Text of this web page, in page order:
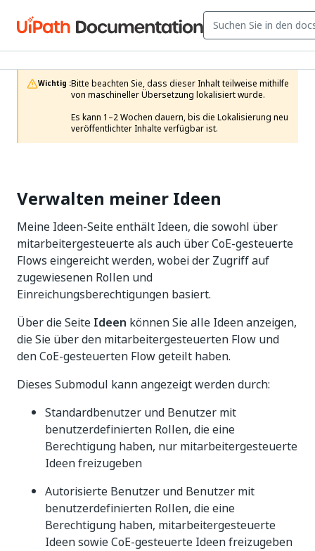
Wichtig :Bitte beachten Sie, dass dieser Inhalt teilweise mithilfe
von maschineller Übersetzung lokalisiert wurde.
Es kann 1–2 Wochen dauern, bis die Lokalisierung neu
veröffentlichter Inhalte verfügbar ist.
Verwalten meiner Ideen
Meine Ideen-Seite enthält Ideen, die sowohl über
mitarbeitergesteuerte als auch über CoE-gesteuerte
Flows eingereicht werden, wobei der Zugriff auf
zugewiesenen Rollen und
Einreichungsberechtigungen basiert.
Über die Seite Ideen können Sie alle Ideen anzeigen,
die Sie über den mitarbeitergesteuerten Flow und
den CoE-gesteuerten Flow geteilt haben.
Dieses Submodul kann angezeigt werden durch:
Standardbenutzer und Benutzer mit
benutzerdefinierten Rollen, die eine
Berechtigung haben, nur mitarbeitergesteuerte
Ideen freizugeben
Autorisierte Benutzer und Benutzer mit
benutzerdefinierten Rollen, die eine
Berechtigung haben, mitarbeitergesteuerte
Ideen sowie CoE-gesteuerte Ideen freizugeben